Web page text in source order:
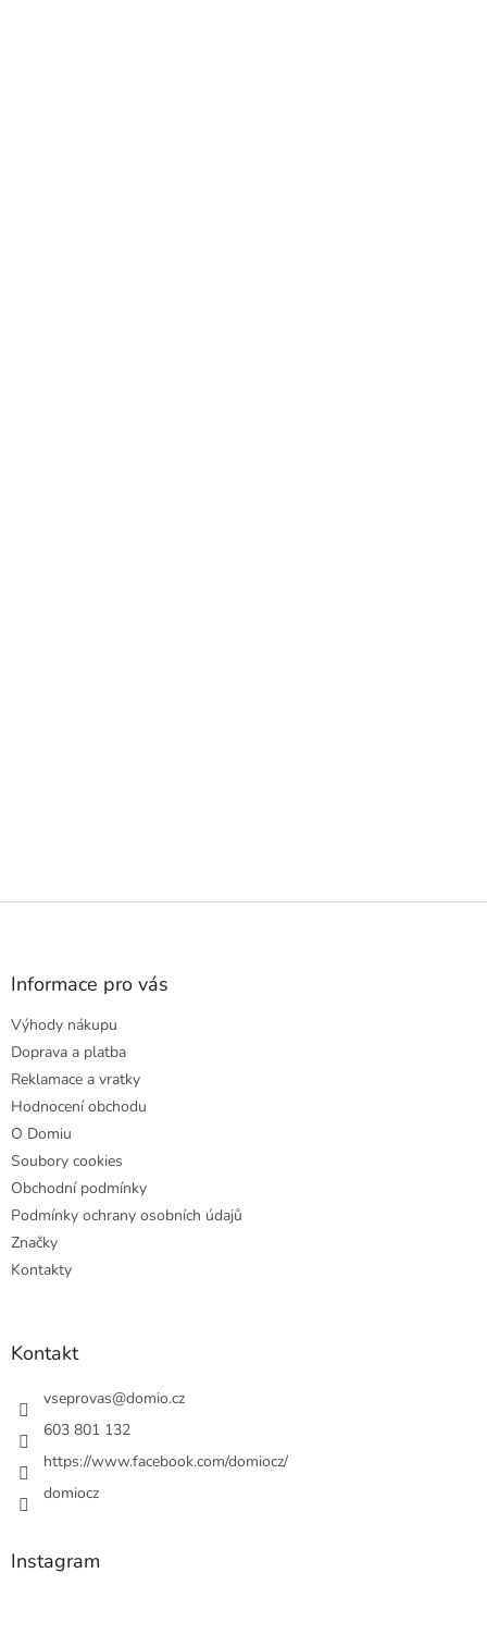
Z
Informace pro vás
Výhody nákupu
Doprava a platba
Reklamace a vratky
Hodnocení obchodu
O Domiu
Soubory cookies
Obchodní podmínky
Podmínky ochrany osobních údajů
Značky
Kontakty
Kontakt
vseprovas@domio.cz
603 801 132
https://www.facebook.com/domiocz/
domiocz
Instagram